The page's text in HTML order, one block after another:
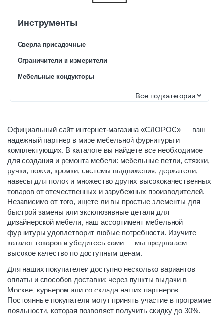
Инструменты
Сверла присадочные
Ограничители и измерители
Мебельные кондукторы
Все подкатегории
Официальный сайт интернет-магазина «СЛОРОС» — ваш
надежный партнер в мире мебельной фурнитуры и
комплектующих. В каталоге вы найдете все необходимое
для создания и ремонта мебели: мебельные петли, стяжки,
ручки, ножки, кромки, системы выдвижения, держатели,
навесы для полок и множество других высококачественных
товаров от отечественных и зарубежных производителей.
Независимо от того, ищете ли вы простые элементы для
быстрой замены или эксклюзивные детали для
дизайнерской мебели, наш ассортимент мебельной
фурнитуры удовлетворит любые потребности. Изучите
каталог товаров и убедитесь сами — мы предлагаем
высокое качество по доступным ценам.
Для наших покупателей доступно несколько вариантов
оплаты и способов доставки: через пункты выдачи в
Москве, курьером или со склада наших партнеров.
Постоянные покупатели могут принять участие в программе
лояльности, которая позволяет получить скидку до 30%.